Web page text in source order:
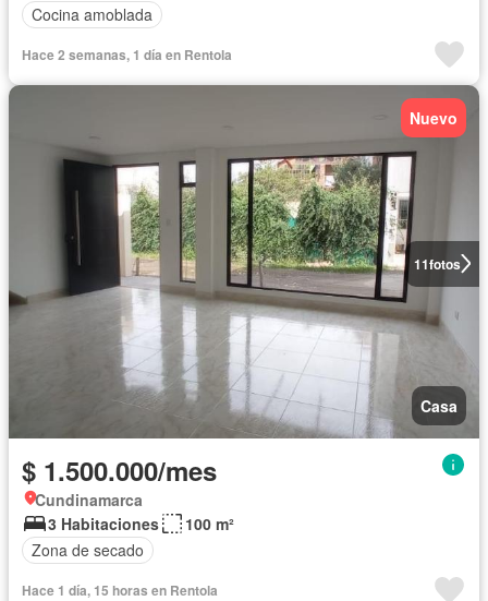
Cocina amoblada
Hace 2 semanas, 1 día en Rentola
11fotos
Nuevo
Casa
$ 1.500.000/mes
Cundinamarca
3 Habitaciones
100 m²
Zona de secado
Hace 1 día, 15 horas en Rentola